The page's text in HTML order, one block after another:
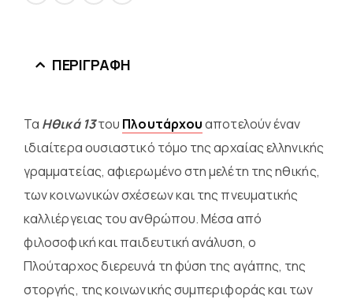
ΠΕΡΙΓΡΑΦΉ
Τα Ηθικά 13του Πλουτάρχουαποτελούν έναν
ιδιαίτερα ουσιαστικό τόμο της αρχαίας ελληνικής
γραμματείας, αφιερωμένο στη μελέτη της ηθικής,
των κοινωνικών σχέσεων και της πνευματικής
καλλιέργειας του ανθρώπου. Μέσα από
φιλοσοφική και παιδευτική ανάλυση, ο
Πλούταρχος διερευνά τη φύση της αγάπης, της
στοργής, της κοινωνικής συμπεριφοράς και των